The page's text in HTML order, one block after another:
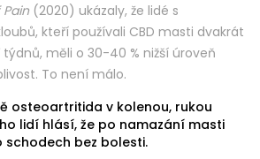
(2020) ukázaly, že lidé s
kteří používali CBD masti dvakrát
měli o 30-40 % nižší úroveň
To není málo.
osteoartritida v kolenou, rukou
lidí hlásí, že po namazání masti
bez bolesti.